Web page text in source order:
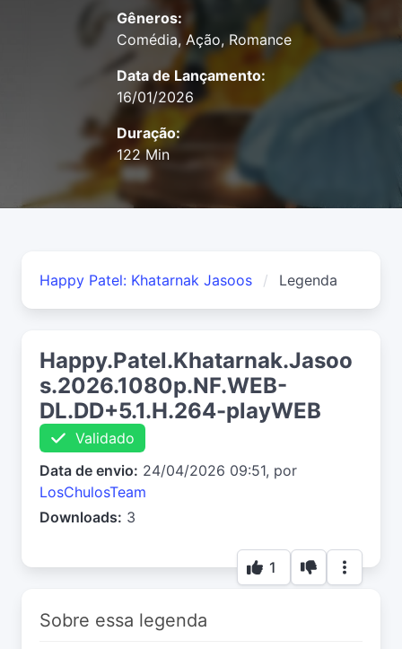
Gêneros:
Comédia, Ação, Romance
Data de Lançamento:
16/01/2026
Duração:
122 Min
Happy Patel: Khatarnak Jasoos Legenda
Happy.Patel.Khatarnak.Jasoo
s.2026.1080p.NF.WEB-
DL.DD+5.1.H.264-playWEB
Validado
Data de envio: 24/04/2026 09:51, por
LosChulosTeam
Downloads: 3
1
Sobre essa legenda